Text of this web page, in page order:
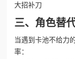
大招补刀
三、角色替
当遇到卡池不给力
率：